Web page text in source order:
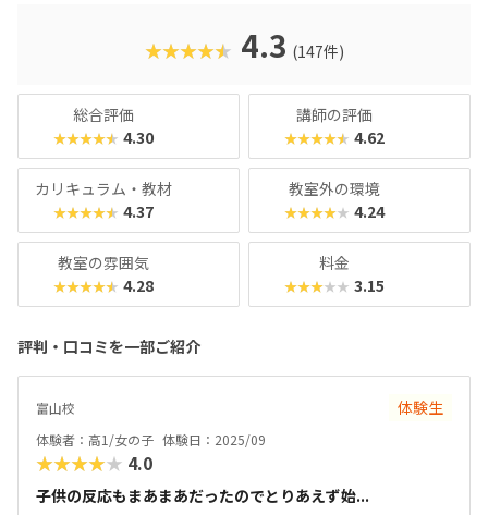
★★★★★ 4.3 (147件)
総合評価
★★★★★ 4.30
講師の評価
★★★★★ 4.62
カリキュラム・教材
★★★★★ 4.37
教室外の環境
★★★★★ 4.24
教室の雰囲気
★★★★★ 4.28
料金
★★★★★ 3.15
評判・口コミを一部ご紹介
富山校 体験生
体験者：高1/女の子 体験日：2025/09
★★★★★ 4.0
子供の反応もまあまあだったのでとりあえず始...